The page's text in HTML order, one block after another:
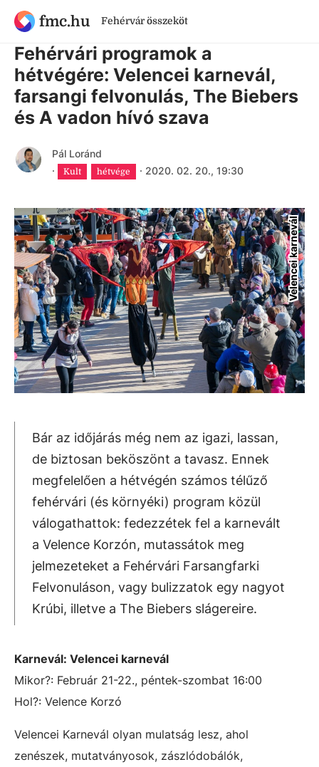
fmc.hu Fehérvár összeköt
6 évnél régebbi cikk
Fehérvári programok a
hétvégére: Velencei karnevál,
farsangi felvonulás, The Biebers
és A vadon hívó szava
Pál Loránd
·
Kult hétvége · 2020. 02. 20., 19:30
Velencei karnevál
Bár az időjárás még nem az igazi, lassan,
de biztosan beköszönt a tavasz. Ennek
megfelelően a hétvégén számos télűző
fehérvári (és környéki) program közül
válogathattok: fedezzétek fel a karnevált
a Velence Korzón, mutassátok meg
jelmezeteket a Fehérvári Farsangfarki
Felvonuláson, vagy bulizzatok egy nagyot
Krúbi, illetve a The Biebers slágereire.
Karnevál: Velencei karnevál
Mikor?: Február 21-22., péntek-szombat 16:00
Hol?: Velence Korzó
Velencei Karnevál olyan mulatság lesz, ahol
zenészek, mutatványosok, zászlódobálók,